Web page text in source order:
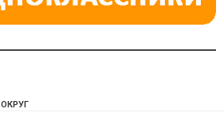
ОКРУГ